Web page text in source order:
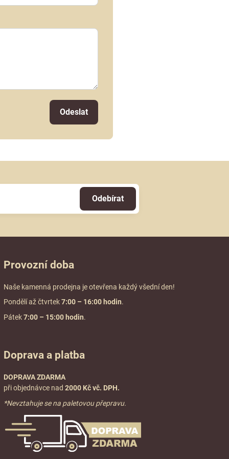
Odeslat
Odebírat
Provozní doba
Naše kamenná prodejna je otevřena každý všední den!
Pondělí až čtvrtek7:00 – 16:00 hodin.
Pátek7:00 – 15:00 hodin.
Doprava a platba
DOPRAVA ZDARMA
při objednávce nad 2000 Kč vč. DPH.
*Nevztahuje se na paletovou přepravu.